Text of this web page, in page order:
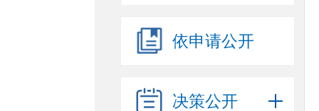
依申请公开
决策公开